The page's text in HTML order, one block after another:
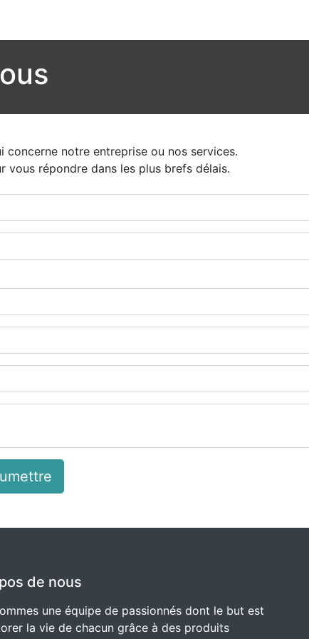
notre entreprise ou nos services.
vous répondre dans les plus brefs délais.
de nous
une équipe de passionnés dont le but est
la vie de chacun grâce à des produits